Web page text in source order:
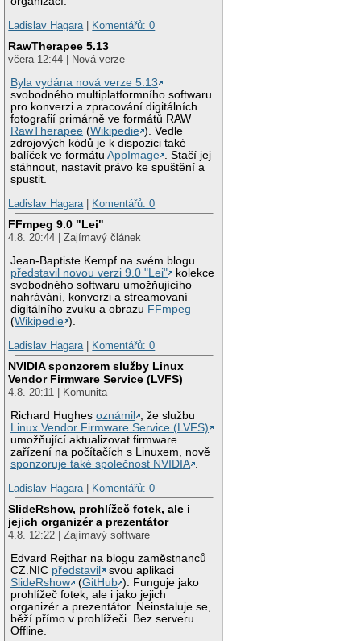
Ladislav Hagara
Komentářů: 0
RawTherapee 5.13
včera 12:44 | Nová verze
Byla vydána nová verze 5.13
svobodného multiplatformního softwaru
pro konverzi a zpracování digitálních
fotografií primárně ve formátů RAW
RawTherapee (Wikipedie ). Vedle
zdrojových kódů je k dispozici také
balíček ve formátuAppImage . Stačí jej
stáhnout, nastavit právo ke spuštění a
spustit.
Ladislav Hagara
Komentářů: 0
FFmpeg 9.0 "Lei"
4.8. 20:44 | Zajímavý článek
Jean-Baptiste Kempf na svém blogu
představil novou verzi 9.0 "Lei"
kolekce
svobodného softwaru umožňujícího
nahrávání, konverzi a streamovaní
digitálního zvuku a obrazu FFmpeg
(Wikipedie ).
Ladislav Hagara
Komentářů: 0
NVIDIA sponzorem služby Linux
Vendor Firmware Service (LVFS)
4.8. 20:11 | Komunita
Richard Hughesoznámil
, že službu
Linux Vendor Firmware Service (LVFS)
umožňující aktualizovat firmware
zařízení na počítačích s Linuxem, nově
sponzoruje také společnost NVIDIA .
Ladislav Hagara | Komentářů: 0
SlideRshow, prohlížeč fotek, ale i
jejich organizér a prezentátor
4.8. 12:22 | Zajímavý software
Edvard Rejthar na blogu zaměstnanců
CZ.NIC představil
svou aplikaci
SlideRshow
(GitHub ). Funguje jako
prohlížeč fotek, ale i jako jejich
organizér a prezentátor. Neinstaluje se,
běží přímo v prohlížeči. Bez serveru.
Offline.